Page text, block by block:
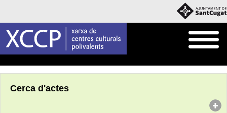
Cerca d'actes